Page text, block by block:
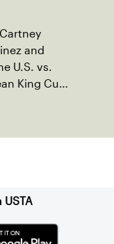
and
U.S. vs.
King Cup
USTA